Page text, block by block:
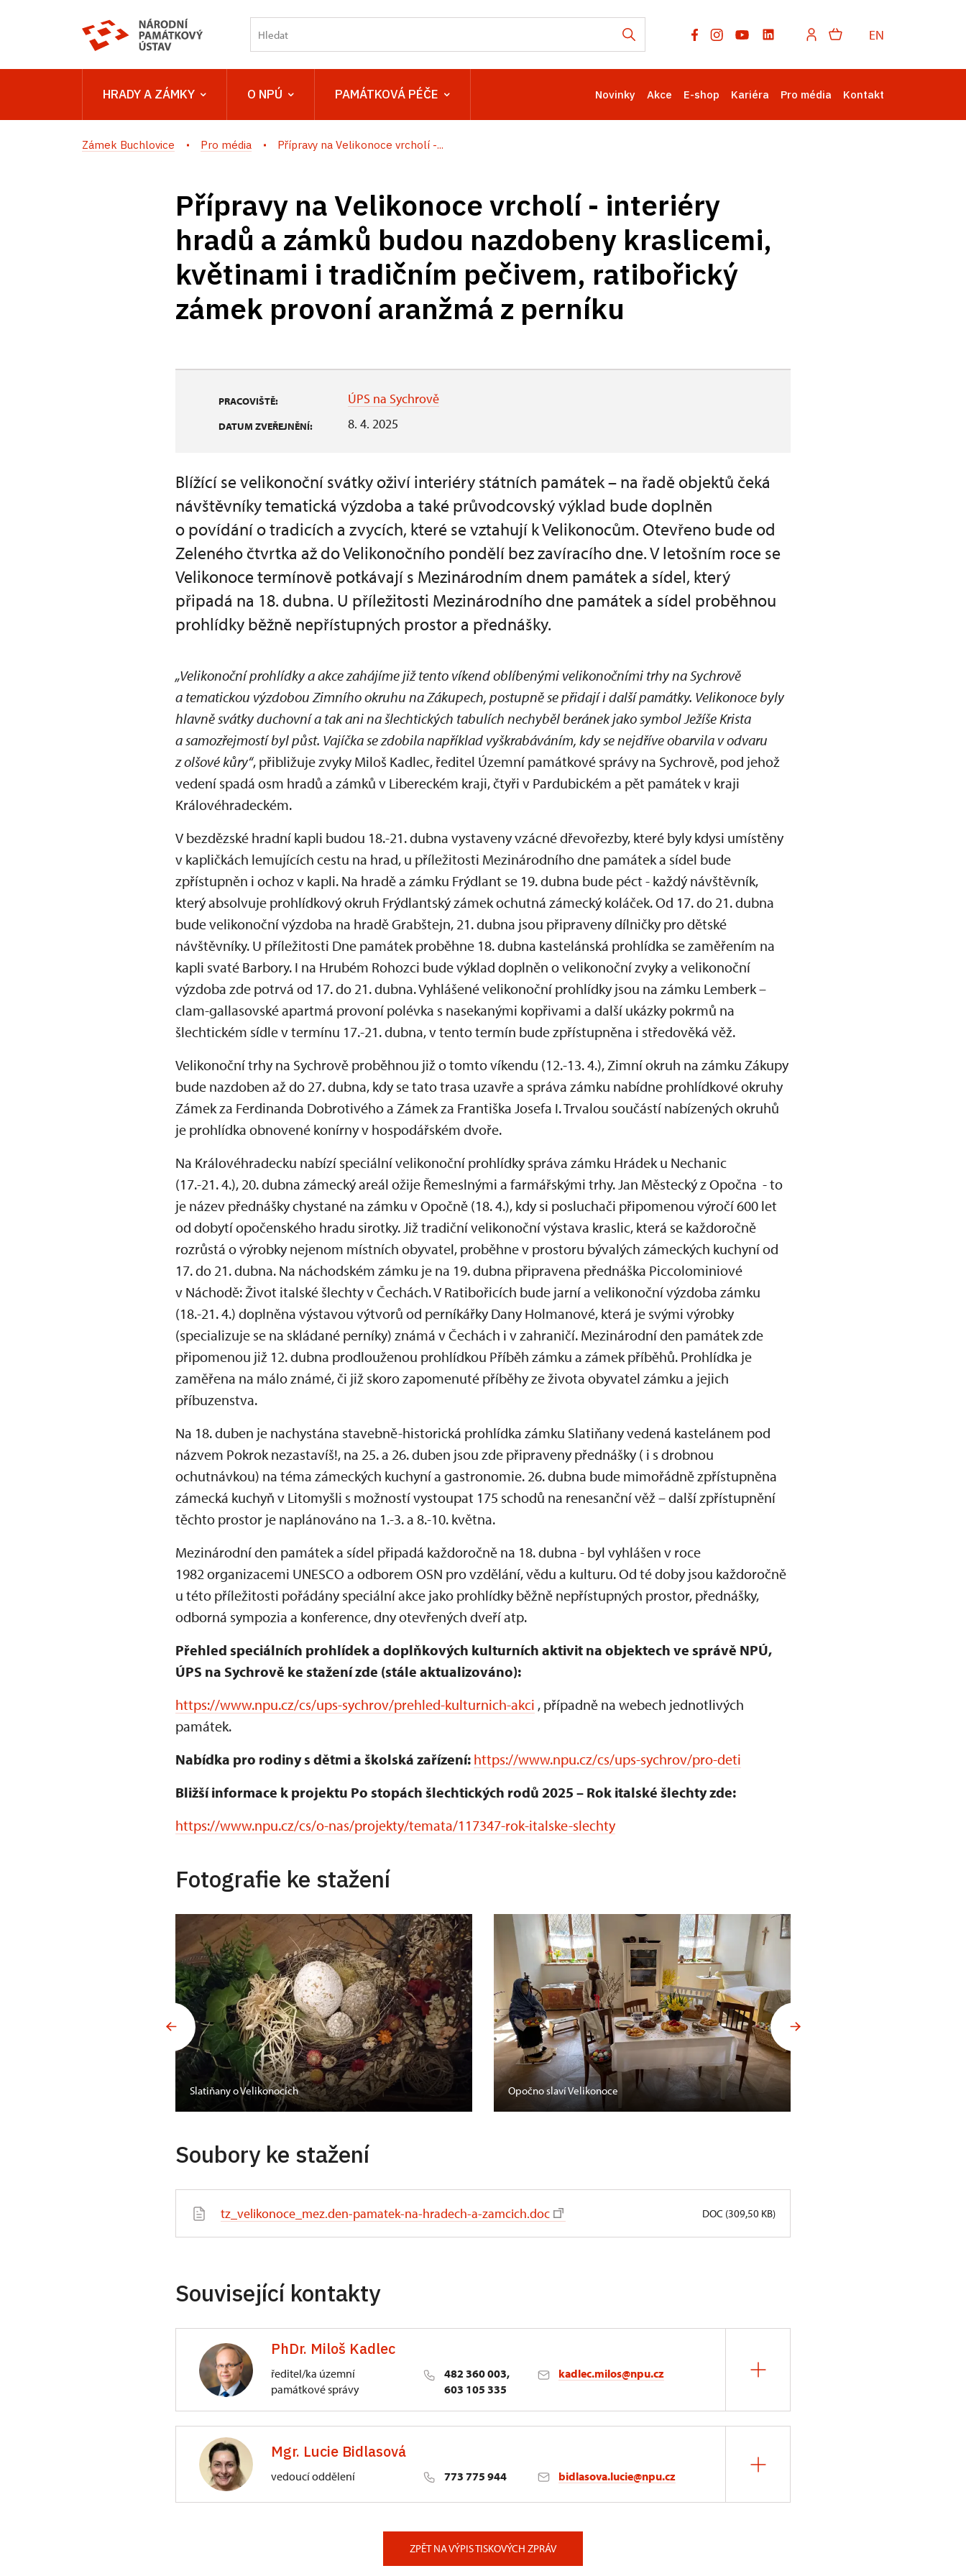
EN
HRADY A ZÁMKY O NPÚ PAMÁTKOVÁ PÉČE Novinky Akce E-shop Kariéra Pro média Kontakt
Zámek Buchlovice Pro média Přípravy na Velikonoce vrcholí -...
Přípravy na Velikonoce vrcholí - interiéry
hradů a zámků budou nazdobeny kraslicemi,
květinami i tradičním pečivem, ratibořický
zámek provoní aranžmá z perníku
PRACOVIŠTĚ: ÚPS na Sychrově
DATUM ZVEŘEJNĚNÍ: 8. 4. 2025
Blížící se velikonoční svátky oživí interiéry státních památek – na řadě objektů čeká
návštěvníky tematická výzdoba a také průvodcovský výklad bude doplněn
o povídání o tradicích a zvycích, které se vztahují k Velikonocům. Otevřeno bude od
Zeleného čtvrtka až do Velikonočního pondělí bez zavíracího dne. V letošním roce se
Velikonoce termínově potkávají s Mezinárodním dnem památek a sídel, který
připadá na 18. dubna. U příležitosti Mezinárodního dne památek a sídel proběhnou
prohlídky běžně nepřístupných prostor a přednášky.
„Velikonoční prohlídky a akce zahájíme již tento víkend oblíbenými velikonočními trhy na Sychrově
a tematickou výzdobou Zimního okruhu na Zákupech, postupně se přidají i další památky. Velikonoce byly
hlavně svátky duchovní a tak ani na šlechtických tabulích nechyběl beránek jako symbol Ježíše Krista
a samozřejmostí byl půst. Vajíčka se zdobila například vyškrabáváním, kdy se nejdříve obarvila v odvaru
z olšové kůry“, přibližuje zvyky Miloš Kadlec, ředitel Územní památkové správy na Sychrově, pod jehož
vedení spadá osm hradů a zámků v Libereckém kraji, čtyři v Pardubickém a pět památek v kraji
Královéhradeckém.
V bezdězské hradní kapli budou 18.-21. dubna vystaveny vzácné dřevořezby, které byly kdysi umístěny
v kapličkách lemujících cestu na hrad, u příležitosti Mezinárodního dne památek a sídel bude
zpřístupněn i ochoz v kapli. Na hradě a zámku Frýdlant se 19. dubna bude péct - každý návštěvník,
který absolvuje prohlídkový okruh Frýdlantský zámek ochutná zámecký koláček. Od 17. do 21. dubna
bude velikonoční výzdoba na hradě Grabštejn, 21. dubna jsou připraveny dílničky pro dětské
návštěvníky. U příležitosti Dne památek proběhne 18. dubna kastelánská prohlídka se zaměřením na
kapli svaté Barbory. I na Hrubém Rohozci bude výklad doplněn o velikonoční zvyky a velikonoční
výzdoba zde potrvá od 17. do 21. dubna. Vyhlášené velikonoční prohlídky jsou na zámku Lemberk –
clam-gallasovské apartmá provoní polévka s nasekanými kopřivami a další ukázky pokrmů na
šlechtickém sídle v termínu 17.-21. dubna, v tento termín bude zpřístupněna i středověká věž.
Velikonoční trhy na Sychrově proběhnou již o tomto víkendu (12.-13. 4.), Zimní okruh na zámku Zákupy
bude nazdoben až do 27. dubna, kdy se tato trasa uzavře a správa zámku nabídne prohlídkové okruhy
Zámek za Ferdinanda Dobrotivého a Zámek za Františka Josefa I. Trvalou součástí nabízených okruhů
je prohlídka obnovené konírny v hospodářském dvoře.
Na Královéhradecku nabízí speciální velikonoční prohlídky správa zámku Hrádek u Nechanic
(17.-21. 4.), 20. dubna zámecký areál ožije Řemeslnými a farmářskými trhy. Jan Městecký z Opočna - to
je název přednášky chystané na zámku v Opočně (18. 4.), kdy si posluchači připomenou výročí 600 let
od dobytí opočenského hradu sirotky. Již tradiční velikonoční výstava kraslic, která se každoročně
rozrůstá o výrobky nejenom místních obyvatel, proběhne v prostoru bývalých zámeckých kuchyní od
17. do 21. dubna. Na náchodském zámku je na 19. dubna připravena přednáška Piccolominiové
v Náchodě: Život italské šlechty v Čechách. V Ratibořicích bude jarní a velikonoční výzdoba zámku
(18.-21. 4.) doplněna výstavou výtvorů od perníkářky Dany Holmanové, která je svými výrobky
(specializuje se na skládané perníky) známá v Čechách i v zahraničí. Mezinárodní den památek zde
připomenou již 12. dubna prodlouženou prohlídkou Příběh zámku a zámek příběhů. Prohlídka je
zaměřena na málo známé, či již skoro zapomenuté příběhy ze života obyvatel zámku a jejich
příbuzenstva.
Na 18. duben je nachystána stavebně-historická prohlídka zámku Slatiňany vedená kastelánem pod
názvem Pokrok nezastavíš!, na 25. a 26. duben jsou zde připraveny přednášky ( i s drobnou
ochutnávkou) na téma zámeckých kuchyní a gastronomie. 26. dubna bude mimořádně zpřístupněna
zámecká kuchyň v Litomyšli s možností vystoupat 175 schodů na renesanční věž – další zpřístupnění
těchto prostor je naplánováno na 1.-3. a 8.-10. května.
Mezinárodní den památek a sídel připadá každoročně na 18. dubna - byl vyhlášen v roce
1982 organizacemi UNESCO a odborem OSN pro vzdělání, vědu a kulturu. Od té doby jsou každoročně
u této příležitosti pořádány speciální akce jako prohlídky běžně nepřístupných prostor, přednášky,
odborná sympozia a konference, dny otevřených dveří atp.
Přehled speciálních prohlídek a doplňkových kulturních aktivit na objektech ve správě NPÚ,
ÚPS na Sychrově ke stažení zde (stále aktualizováno):
https://www.npu.cz/cs/ups-sychrov/prehled-kulturnich-akci , případně na webech jednotlivých
památek.
Nabídka pro rodiny s dětmi a školská zařízení: https://www.npu.cz/cs/ups-sychrov/pro-deti
Bližší informace k projektu Po stopách šlechtických rodů 2025 – Rok italské šlechty zde:
https://www.npu.cz/cs/o-nas/projekty/temata/117347-rok-italske-slechty
Fotografie ke stažení
Slatiňany o Velikonocích Opočno slaví Velikonoce
Soubory ke stažení
tz_velikonoce_mez.den-pamatek-na-hradech-a-zamcich.doc DOC (309,50 KB)
Související kontakty
PhDr. Miloš Kadlec
ředitel/ka územní
památkové správy
482 360 003,
603 105 335
kadlec.milos@npu.cz
3/, Sychrov 3Mgr. Lucie Bidlasová
vedoucí oddělení 773 775 944 bidlasova.lucie@npu.cz
ZPĚT NA VÝPIS TISKOVÝCH ZPRÁV